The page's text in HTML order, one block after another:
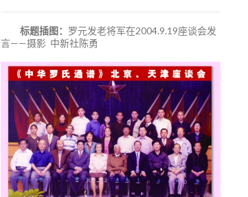
标题插图： 罗元发老将军在2004.9.19座谈会发
言——摄影 中新社陈勇